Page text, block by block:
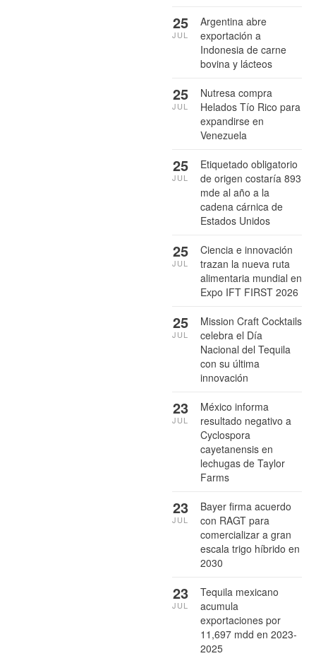
Argentina abre
exportación a
Indonesia de carne
bovina y lácteos
25
JUL
Nutresa compra
Helados Tío Rico para
expandirse en
Venezuela
25
JUL
Etiquetado obligatorio
de origen costaría 893
mde al año a la
cadena cárnica de
Estados Unidos
25
JUL
Ciencia e innovación
trazan la nueva ruta
alimentaria mundial en
Expo IFT FIRST 2026
25
JUL
Mission Craft Cocktails
celebra el Día
Nacional del Tequila
con su última
innovación
25
JUL
México informa
resultado negativo a
Cyclospora
cayetanensis en
lechugas de Taylor
Farms
23
JUL
Bayer firma acuerdo
con RAGT para
comercializar a gran
escala trigo híbrido en
2030
23
JUL
Tequila mexicano
acumula
exportaciones por
11,697 mdd en 2023-
2025
23
JUL